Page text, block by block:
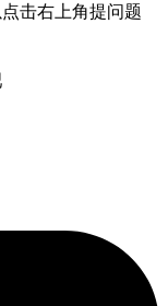
击右上角提问题